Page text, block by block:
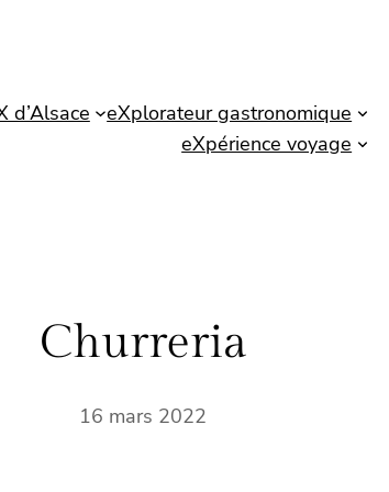
d’Alsace
eXplorateur gastronomique
eXpérience voyage
Churreria
16 mars 2022